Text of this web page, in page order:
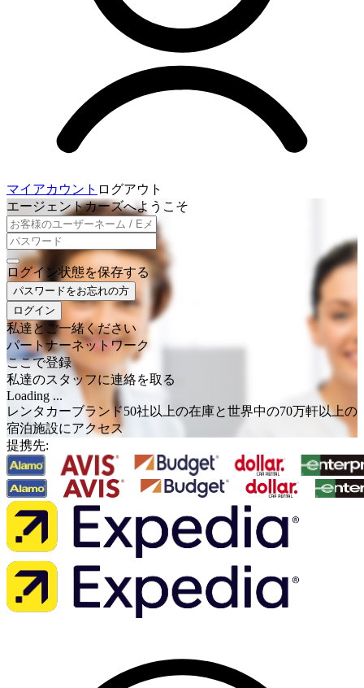
マイアカウント ログアウト
エージェントカーズへようこそ
ログイン状態を保存する
パスワードをお忘れの方
ログイン
私達とご一緒ください
パートナーネットワーク
ここで登録
私達のスタッフに連絡を取る
Loading ...
レンタカーブランド50社以上の在庫と世界中の70万軒以上の
宿泊施設にアクセス
提携先: